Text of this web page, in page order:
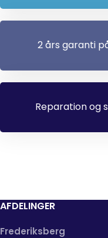
2 års garanti
Reparation og
AFDELINGER
Frederiksberg